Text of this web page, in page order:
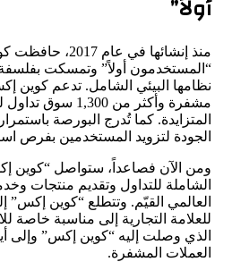
أولاً”
منذ إنشائها في
“المستخدمون أولاً” وتمسكت بفلسفة
مشفرة وأكثر من
المتزايدة. كما تُدرج البورصة
الجودة لتزويد المستخدمين بفرص
ومن الآن فصاعداً، ستواصل “كوين
الشاملة للتداول وتقديم منتجات
العالمي القيّم. وتتطلع “كوين إكس”
للعلامة التجارية إلى مناسبة خاصة
الذي وصلت إليه “كوين إكس” وإلى
العملات المشفرة.